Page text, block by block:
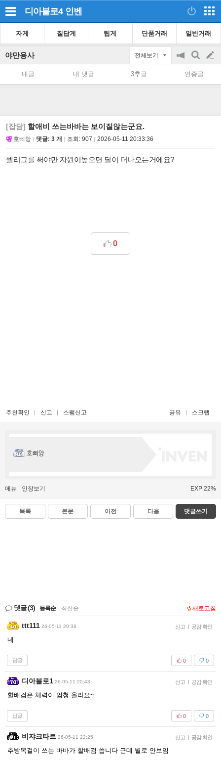
디아블로4 인벤
자게 질답게 팁게 단품거래 일반거래
야만용사 전체보기
공
on/off
검
색
글
쓰
내글 내 댓글 3추글 인증글
[잡담] 할애비 쓰는바바는 보이질않는군요.
호삐앙 댓글: 3 개 조회: 907 2026-05-11 20:33:36
셀리그를 써야만 자원이높으면 딜이 더나오는거에요?
0
추천확인 신고 스팸신고 공유 스크랩
호삐앙
메뉴 인장보기 EXP 22%
목록 본문 이전 다음 댓글쓰기
댓글(3) 등록순 최신순 새로고침
ttt111 26-05-11 20:38 신고 | 공감 확인
네
답글 0
0
디아블로1 26-05-11 20:43 신고 | 공감 확인
할배검은 체력이 엄청 올라요~
답글 0
0
비쟈크타르 26-05-11 22:25 신고 | 공감 확인
추방목걸이 쓰는 바바가 할배검 씁니다 근데 별로 안보임